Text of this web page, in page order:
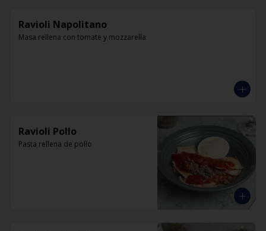
Ravioli Napolitano
Masa rellena con tomate y mozzarella
Ravioli Pollo
Pasta rellena de pollo